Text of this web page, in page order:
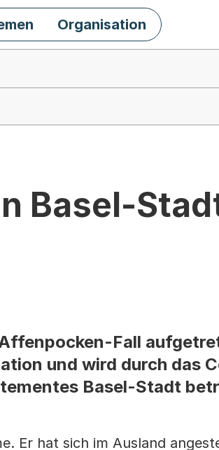
Organisation
Basel-
Fall
und wird durch das
Basel-Stadt
Er hat sich im Ausland